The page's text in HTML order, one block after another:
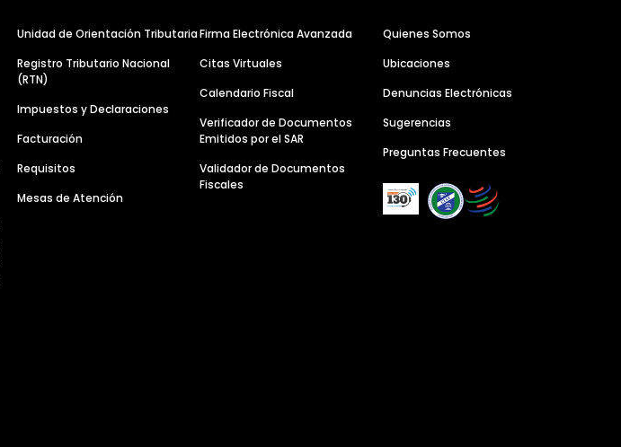
Unidad de Orientación Tributaria
Registro Tributario Nacional
(RTN)
Impuestos y Declaraciones
Facturación
Requisitos
Mesas de Atención
Firma Electrónica Avanzada
Citas Virtuales
Calendario Fiscal
Verificador de Documentos
Emitidos por el SAR
Validador de Documentos
Fiscales
Quienes Somos
Ubicaciones
Denuncias Electrónicas
Sugerencias
Preguntas Frecuentes